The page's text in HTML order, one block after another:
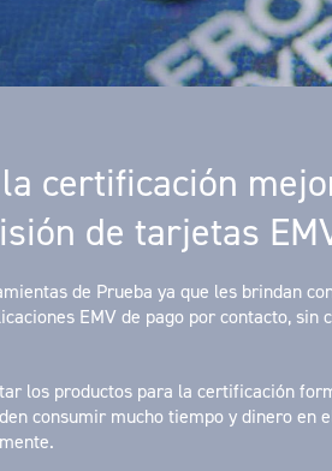
certificación
de tarjetas
de Prueba ya que les brindan
EMV de pago por contacto, sin
los productos para la certificación
consumir mucho tiempo y dinero en